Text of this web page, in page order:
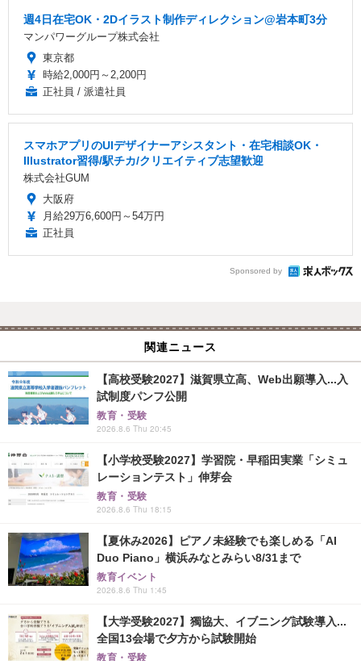
週4日在宅OK・2Dイラスト制作ディレクション@岩本町3分
マンパワーグループ株式会社
東京都
時給2,000円～2,200円
正社員 / 派遣社員
スマホアプリのUIデザイナーアシスタント・在宅相談OK・
Illustrator習得/駅チカ/クリエイティブ志望歓迎
株式会社GUM
大阪府
月給29万6,600円～54万円
正社員
Sponsored by
関連ニュース
【高校受験2027】滋賀県立高、Web出願導入...入
試制度パンフ公開
教育・受験
2026.8.6 Thu 20:45
【小学校受験2027】学習院・早稲田実業「シミュ
レーションテスト」伸芽会
教育・受験
2026.8.6 Thu 18:15
【夏休み2026】ピアノ未経験でも楽しめる「AI
Duo Piano」横浜みなとみらい8/31まで
教育イベント
2026.8.6 Thu 1:45
【大学受験2027】獨協大、イブニング試験導入...
全国13会場で夕方から試験開始
教育・受験